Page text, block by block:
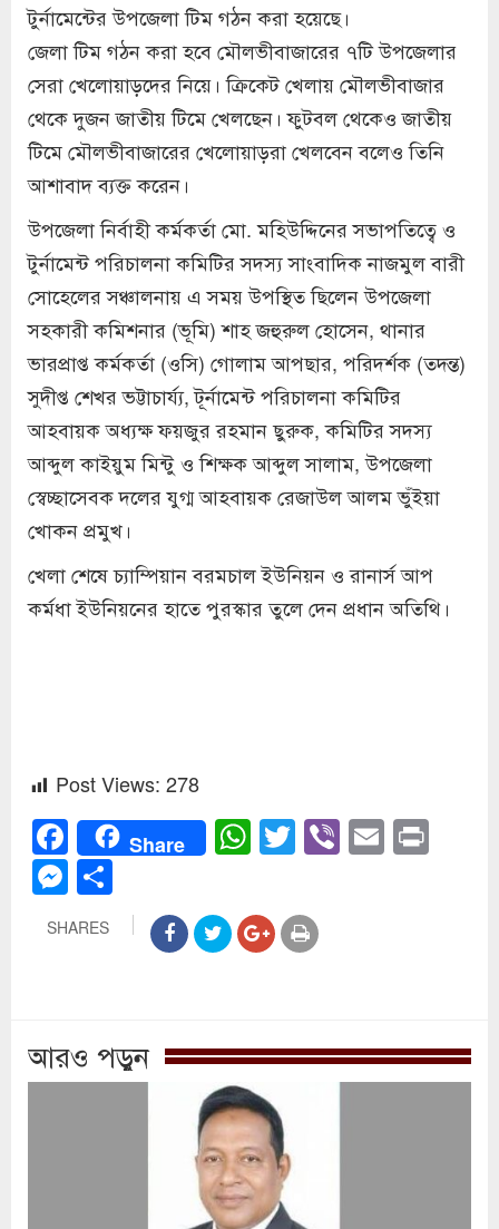
টুর্নামেন্টের উপজেলা টিম গঠন করা হয়েছে।
জেলা টিম গঠন করা হবে মৌলভীবাজারের ৭টি উপজেলার
সেরা খেলোয়াড়দের নিয়ে। ক্রিকেট খেলায় মৌলভীবাজার
থেকে দুজন জাতীয় টিমে খেলছেন। ফুটবল থেকেও জাতীয়
টিমে মৌলভীবাজারের খেলোয়াড়রা খেলবেন বলেও তিনি
আশাবাদ ব্যক্ত করেন।
উপজেলা নির্বাহী কর্মকর্তা মো. মহিউদ্দিনের সভাপতিত্বে ও
টুর্নামেন্ট পরিচালনা কমিটির সদস্য সাংবাদিক নাজমুল বারী
সোহেলের সঞ্চালনায় এ সময় উপস্থিত ছিলেন উপজেলা
সহকারী কমিশনার (ভূমি) শাহ জহুরুল হোসেন, থানার
ভারপ্রাপ্ত কর্মকর্তা (ওসি) গোলাম আপছার, পরিদর্শক (তদন্ত)
সুদীপ্ত শেখর ভট্টাচার্য‌্য, টূর্নামেন্ট পরিচালনা কমিটির
আহবায়ক অধ্যক্ষ ফয়জুর রহমান ছুরুক, কমিটির সদস্য
আব্দুল কাইয়ুম মিন্টু ও শিক্ষক আব্দুল সালাম, উপজেলা
স্বেচ্ছাসেবক দলের যুগ্ম আহবায়ক রেজাউল আলম ভুঁইয়া
খোকন প্রমুখ।
খেলা শেষে চ্যাম্পিয়ান বরমচাল ইউনিয়ন ও রানার্স আপ
কর্মধা ইউনিয়নের হাতে পুরস্কার তুলে দেন প্রধান অতিথি।
Post Views: 278
Facebook
Share WhatsApp
Twitter
Viber
Email
Messenger
SHARES
আরও পড়ুন